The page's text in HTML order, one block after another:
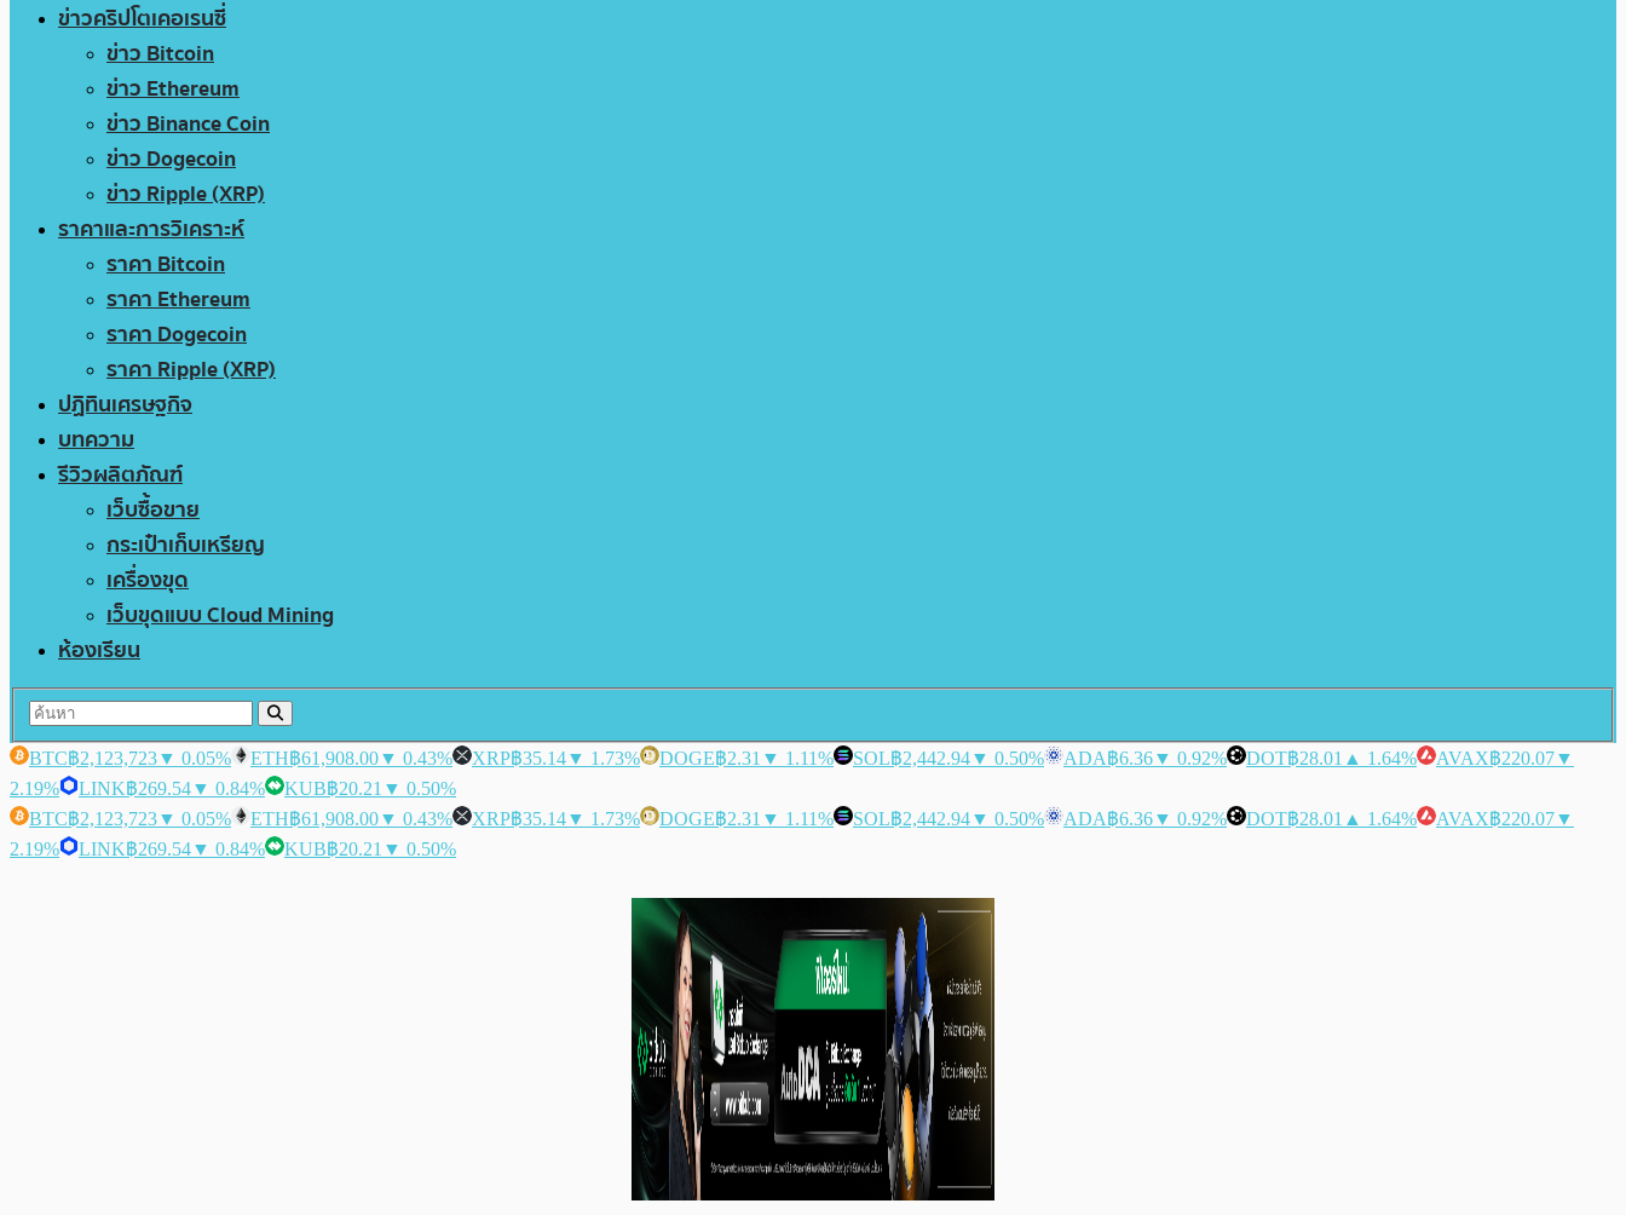
ข่าวคริปโตเคอเรนซี่
ข่าว Bitcoin
ข่าว Ethereum
ข่าว Binance Coin
ข่าว Dogecoin
ข่าว Ripple (XRP)
ราคาและการวิเคราะห์
ราคา Bitcoin
ราคา Ethereum
ราคา Dogecoin
ราคา Ripple (XRP)
ปฏิทินเศรษฐกิจ
บทความ
รีวิวผลิตภัณฑ์
เว็บซื้อขาย
กระเป๋าเก็บเหรียญ
เครื่องขุด
เว็บขุดแบบ Cloud Mining
ห้องเรียน
BTC฿2,123,723▼ 0.05% ETH฿61,908.00▼ 0.43% XRP฿35.14▼ 1.73% DOGE฿2.31 ▼ 1.11% SOL฿2,442.94▼ 0.50% ADA฿6.36▼ 0.92% DOT฿28.01 ▲ 1.64% AVAX฿220.07▼
2.19%
LINK฿269.54▼ 0.84% KUB฿20.21 ▼ 0.50%
BTC฿2,123,723▼ 0.05% ETH฿61,908.00▼ 0.43% XRP฿35.14▼ 1.73% DOGE฿2.31 ▼ 1.11% SOL฿2,442.94▼ 0.50% ADA฿6.36▼ 0.92% DOT฿28.01 ▲ 1.64% AVAX฿220.07▼
2.19%
LINK฿269.54▼ 0.84% KUB฿20.21 ▼ 0.50%